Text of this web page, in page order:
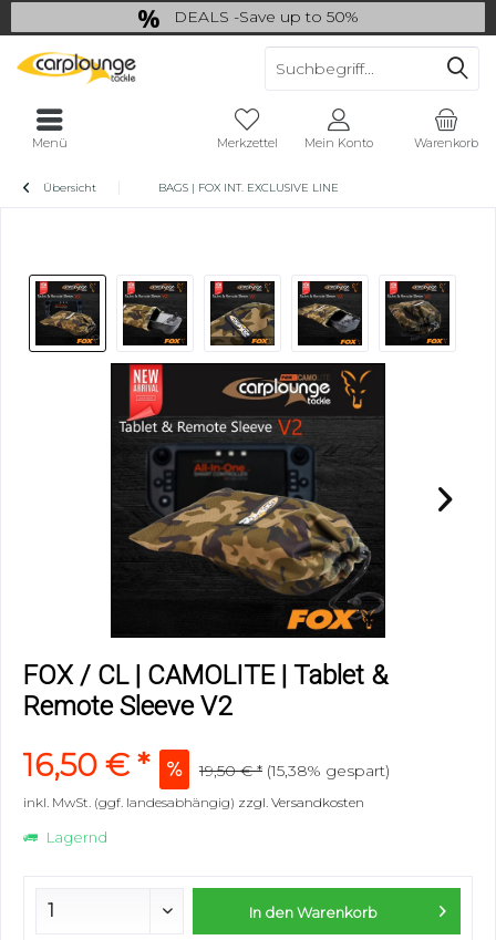
DEALS -Save up to 50%
last Chance: ... if gone then gone
Warenkorb
Merkzettel Mein Konto
Menü
Übersicht BAGS | FOX INT. EXCLUSIVE LINE
FOX / CL | CAMOLITE | Tablet &
Remote Sleeve V2
16,50 € * 19,50 € * (15,38% gespart)
inkl. MwSt. (ggf. landesabhängig) zzgl. Versandkosten
Lagernd
In denWarenkorb